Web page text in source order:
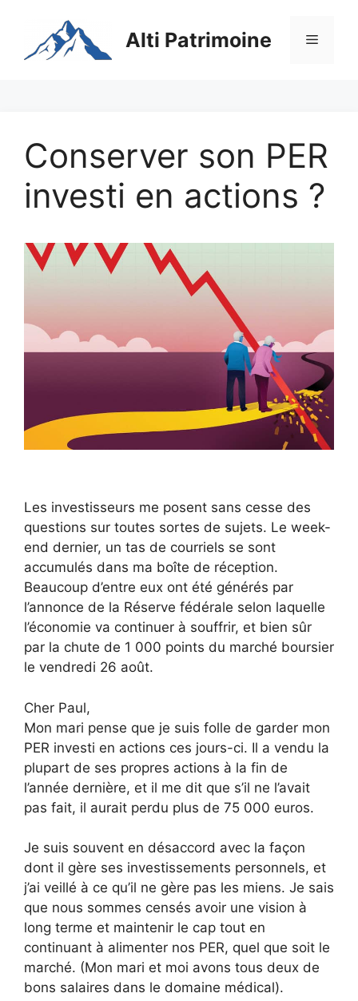
contenu
Alti Patrimoine Menu
Conserver son PER
investi en actions ?
Les investisseurs me posent sans cesse des
questions sur toutes sortes de sujets. Le week-
end dernier, un tas de courriels se sont
accumulés dans ma boîte de réception.
Beaucoup d’entre eux ont été générés par
l’annonce de la Réserve fédérale selon laquelle
l’économie va continuer à souffrir, et bien sûr
par la chute de 1 000 points du marché boursier
le vendredi 26 août.
Cher Paul,
Mon mari pense que je suis folle de garder mon
PER investi en actions ces jours-ci. Il a vendu la
plupart de ses propres actions à la fin de
l’année dernière, et il me dit que s’il ne l’avait
pas fait, il aurait perdu plus de 75 000 euros.
Je suis souvent en désaccord avec la façon
dont il gère ses investissements personnels, et
j’ai veillé à ce qu’il ne gère pas les miens. Je sais
que nous sommes censés avoir une vision à
long terme et maintenir le cap tout en
continuant à alimenter nos PER, quel que soit le
marché. (Mon mari et moi avons tous deux de
bons salaires dans le domaine médical).